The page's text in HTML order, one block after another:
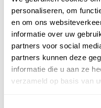
personaliseren, om
en om ons
informatie over uw
partners voor social
partners kunnen deze
informatie die u aan ze
verzameld op basis van
Zakynthos
De Griekse
een
maar
BEKIJK
Andalusië